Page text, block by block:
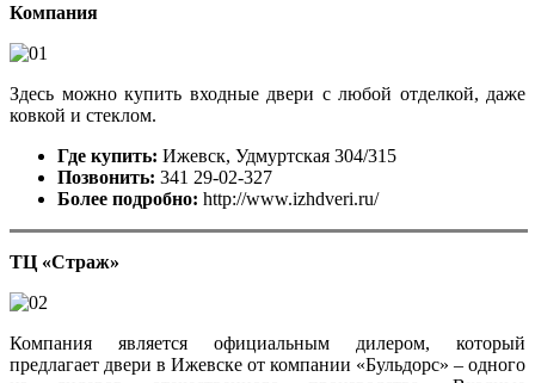
Компания
Здесь можно купить входные двери с любой отделкой, даже
ковкой и стеклом.
Где купить: Ижевск, Удмуртская 304/315
Позвонить: 341 29-02-327
Более подробно: http://www.izhdveri.ru/
ТЦ «Страж»
Компания является официальным дилером, который
предлагает двери в Ижевске от компании «Бульдорс» – одного